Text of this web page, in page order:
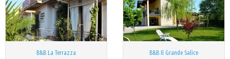
B&B La Terrazza B&B Il Grande Salice